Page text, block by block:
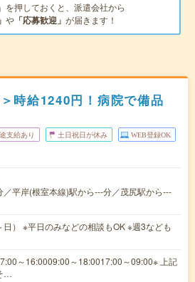
を押しておくと、派遣会社から
や 「応募歓迎」 が届きます！
時給1240円！病院で備品
支給あり 土日祝日が休み WEB登録OK
／平岸(根室本線)駅から---分／茂尻駅から---
日） ※平日のみなどの相談もOK ※週3なども
～16:0009:00～18:0017:00～09:00※ 上記
…